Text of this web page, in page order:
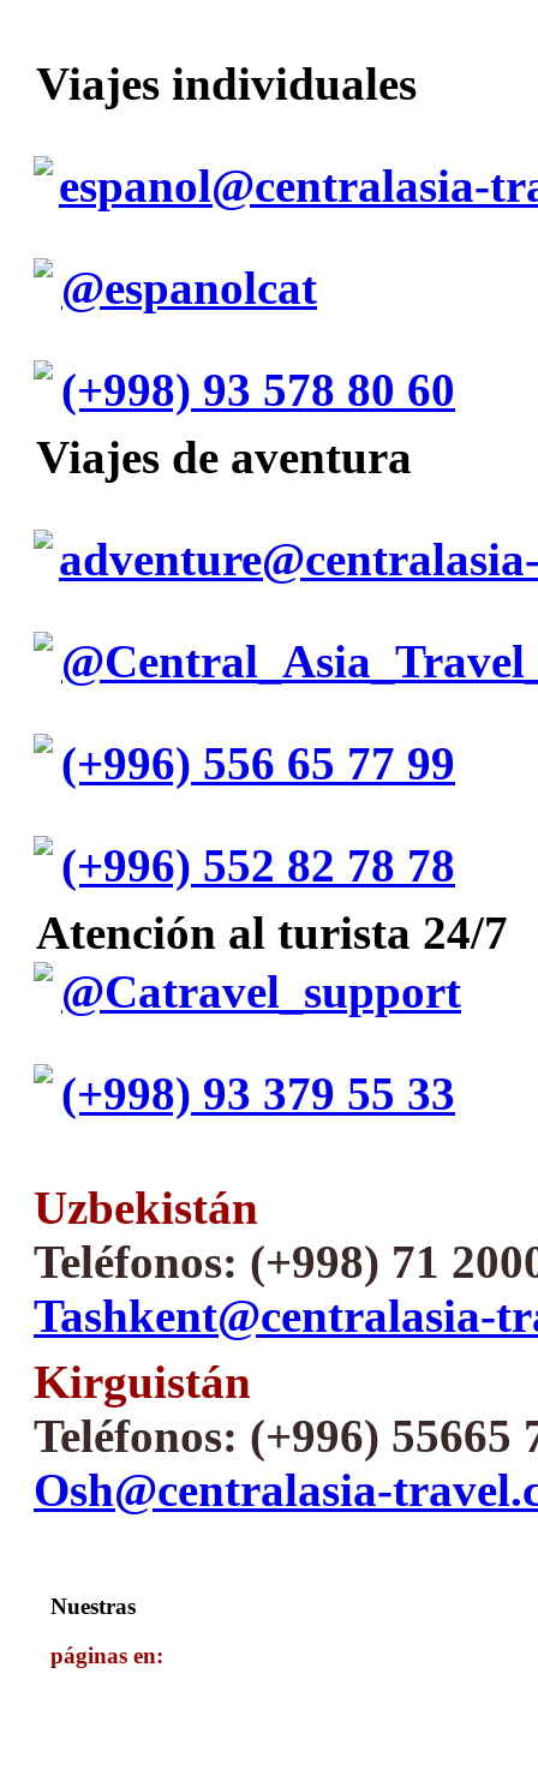
Viajes individuales
espanol@centralasia-
@espanolcat
(+998) 93 578 80 60
Viajes de aventura
(+996) 556 65 77 99
(+996) 552 82 78 78
Atención al turista 24/7
@Catravel_support
(+998) 93 379 55 33
Uzbekistán
Teléfonos: (+998) 71
Tashkent@centralasia-
Kirguistán
Teléfonos: (+996) 55665
Osh@centralasia-
Nuestras
páginas en: